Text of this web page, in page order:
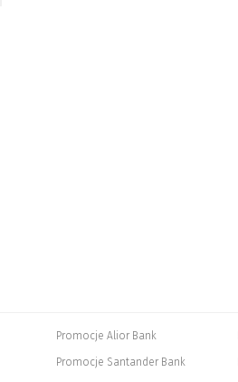
Promocje Alior Bank
Promocje Santander Bank